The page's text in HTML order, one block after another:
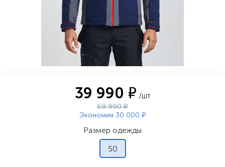
39 990 ₽ /шт
69 990 ₽
Экономия 30 000 ₽
Размер одежды
50